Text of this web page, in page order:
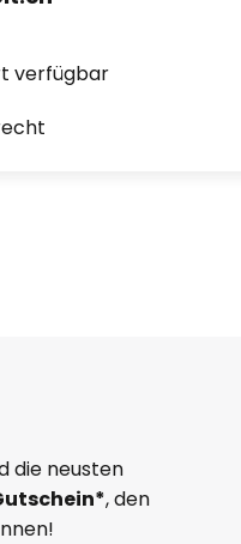
verfügbar
die neusten
, den